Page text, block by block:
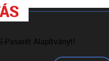
Pasarét Alapítványt!